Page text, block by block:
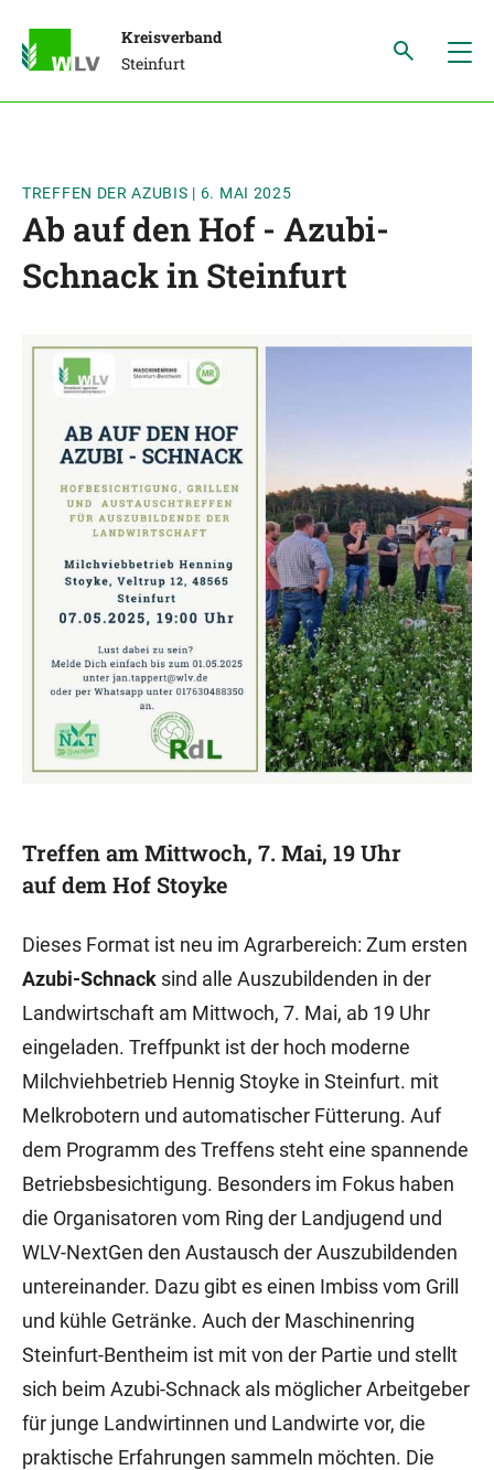
Kreisverband
Steinfurt
TREFFEN DER AZUBIS | 6. MAI 2025
Ab auf den Hof - Azubi-
Schnack in Steinfurt
Treffen am Mittwoch, 7. Mai, 19 Uhr
auf dem Hof Stoyke
Dieses Format ist neu im Agrarbereich: Zum ersten
Azubi-Schnack sind alle Auszubildenden in der
Landwirtschaft am Mittwoch, 7. Mai, ab 19 Uhr
eingeladen. Treffpunkt ist der hoch moderne
Milchviehbetrieb Hennig Stoyke in Steinfurt. mit
Melkrobotern und automatischer Fütterung. Auf
dem Programm des Treffens steht eine spannende
Betriebsbesichtigung. Besonders im Fokus haben
die Organisatoren vom Ring der Landjugend und
WLV-NextGen den Austausch der Auszubildenden
untereinander. Dazu gibt es einen Imbiss vom Grill
und kühle Getränke. Auch der Maschinenring
Steinfurt-Bentheim ist mit von der Partie und stellt
sich beim Azubi-Schnack als möglicher Arbeitgeber
für junge Landwirtinnen und Landwirte vor, die
praktische Erfahrungen sammeln möchten. Die